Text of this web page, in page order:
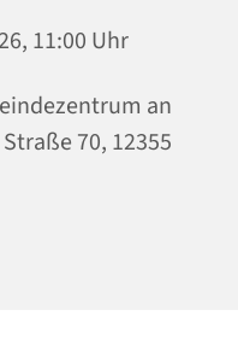
11:00 Uhr
an
70, 12355